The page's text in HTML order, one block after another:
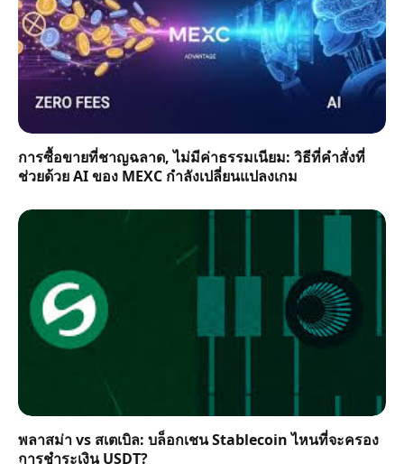
การซื้อขายที่ชาญฉลาด, ไม่มีค่าธรรมเนียม: วิธีที่คำสั่งที่
ช่วยด้วย AI ของ MEXC กำลังเปลี่ยนแปลงเกม
พลาสม่า vs สเตเบิล: บล็อกเชน Stablecoin ไหนที่จะครอง
การชำระเงิน USDT?